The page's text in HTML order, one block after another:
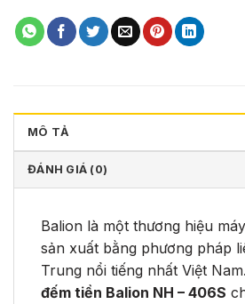
MÔ TẢ
ĐÁNH GIÁ (0)
Balion là một thương hiệu
sản xuất bằng phương pháp
Trung nổi tiếng nhất Việt
đếm tiền Balion NH – 406S